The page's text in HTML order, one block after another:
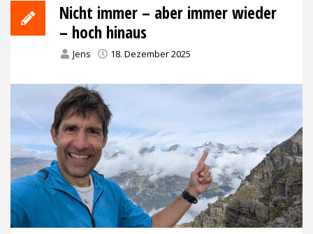
Nicht immer – aber immer wieder
– hoch hinaus
Jens 18. Dezember 2025